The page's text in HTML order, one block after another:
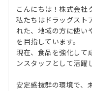
こんにちは！株式会社
私たちはドラッグスト
れた、地域の方に使い
を目指しています。
現在、食品を強化して
ンスタッフとして活躍
安定感抜群の環境で、